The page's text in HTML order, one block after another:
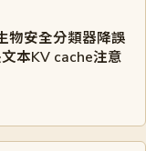
安全分類器降誤
本KV cache注意